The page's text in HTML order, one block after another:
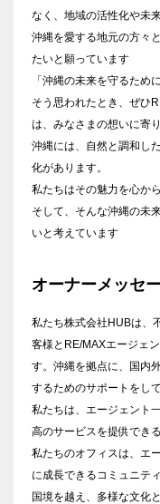
なく、地域の活性化や未
沖縄を愛する地元の方々
たいと願っています
「沖縄の未来を守るため
そう思われたとき、ぜひ
は、みなさまの想いに寄
沖縄には、自然と調和し
化があります。
私たちはその魅力を心か
そして、そんな沖縄の未
いと考えています
オーナーメッセ
私たち株式会社HUBは、
客様とRE/MAXエージェ
す。沖縄を拠点に、国内
するためのサポートをし
私たちは、エージェント
高のサービスを提供でき
私たちのオフィスは、エ
に成長できるコミュニテ
国境を越え、多様な文化